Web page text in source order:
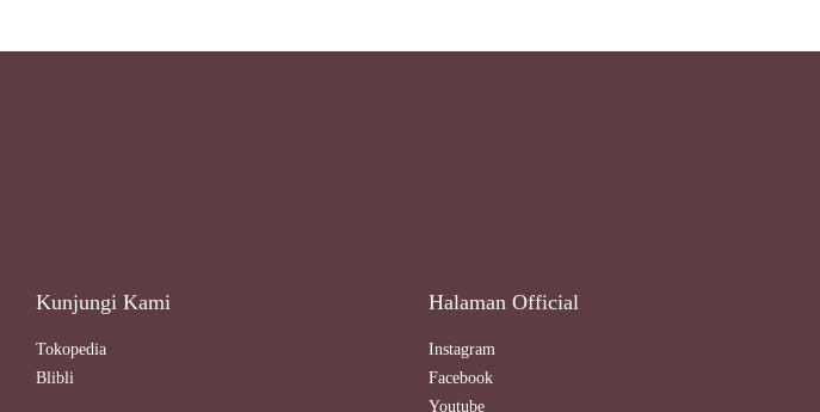
Kunjungi Kami
Tokopedia
Blibli
Halaman Official
Instagram
Facebook
Youtube